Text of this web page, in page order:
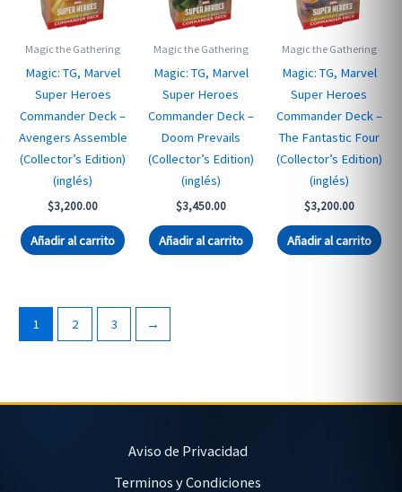
Magic the Gathering
Magic: TG, Marvel
Super Heroes
Commander Deck –
Avengers Assemble
(Collector’s Edition)
(inglés)
$3,200.00
Añadir al carrito
Magic the Gathering
Magic: TG, Marvel
Super Heroes
Commander Deck –
Doom Prevails
(Collector’s Edition)
(inglés)
$3,450.00
Añadir al carrito
Magic the Gathering
Magic: TG, Marvel
Super Heroes
Commander Deck –
The Fantastic Four
(Collector’s Edition)
(inglés)
$3,200.00
Añadir al carrito
1 2 3 →
Aviso de Privacidad
Terminos y Condiciones